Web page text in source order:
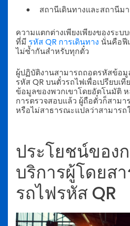
สถานีเดินทางและสถานีม
ความแตกต่างเพียงเพียงของระ
ที่มี รหัส QR การเดินทาง นั่นคือฟี
ไม่ซ้ำกันสำหรับทุกตั๋ว
ผู้ปฏิบัติงานสามารถถอดรหัสข้อมู
รหัส QR บนตั๋วรถไฟเพื่อเปรียบเ
ข้อมูลของพวกเขาโดยอัตโนมัติ
การตรวจสอบแล้ว ผู้ถือตั๋วก็สามา
หรือไม่สาธารณะแปลว่าสามารถ
ประโยชน์ของ
บริการผู้โดยส
รถไฟรหัส QR